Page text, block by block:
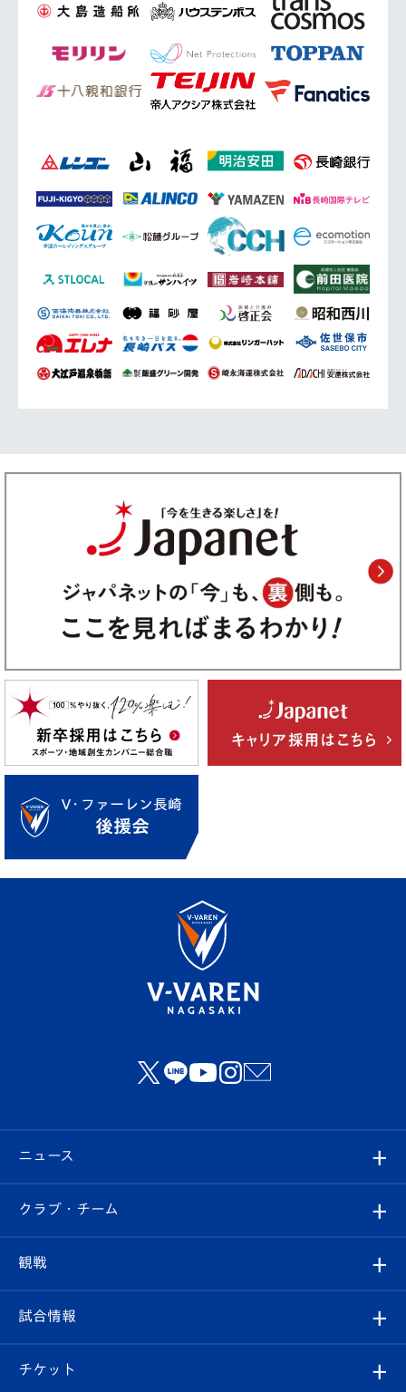
ニュース
すべて
クラブ
試合情報
クラブ・チーム
クラブ概要
観戦
観戦ルール
試合情報
試合日程/結果
チケット